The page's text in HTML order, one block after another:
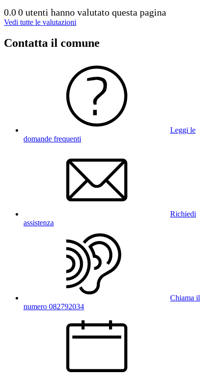
0.00 utenti hanno valutato questa pagina
Vedi tutte le valutazioni
Contatta il comune
Leggi le
domande frequenti
Richiedi
assistenza
Chiama il
numero 082792034